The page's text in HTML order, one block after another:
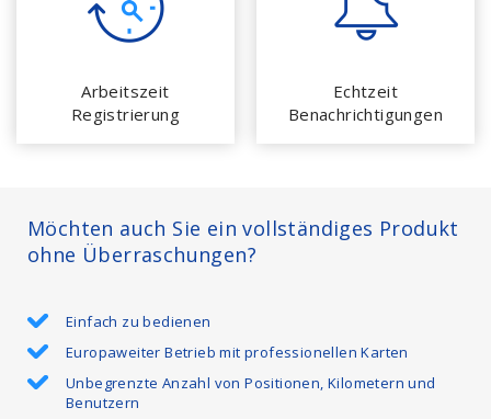
Arbeitszeit
Registrierung
Echtzeit
Benachrichtigungen
Möchten auch Sie ein vollständiges Produkt
ohne Überraschungen?
Einfach zu bedienen
Europaweiter Betrieb mit professionellen Karten
Unbegrenzte Anzahl von Positionen, Kilometern und
Benutzern